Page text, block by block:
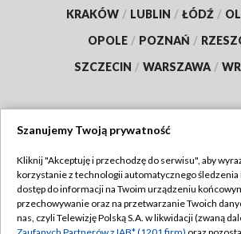
KRAKÓW / LUBLIN / ŁÓDŹ /
OPOLE / POZNAŃ /
SZCZECIN / WARSZAWA /
TVP
Abonament TVP
Emisja w TVP
Regulamin TVP
Szanujemy Twoją prywatność
Kliknij "Akceptuję i przechodzę do serwisu", aby
korzystanie z technologii automatycznego śledzenia
dostęp do informacji na Twoim urządzeniu
przechowywanie oraz na przetwarzanie Twoich
nas, czyli Telewizję Polską S.A. w likwidacji (zwaną